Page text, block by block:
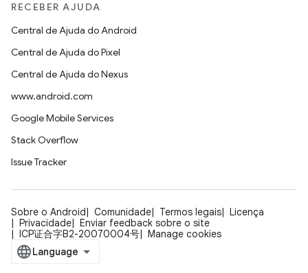
RECEBER AJUDA
Central de Ajuda do Android
Central de Ajuda do Pixel
Central de Ajuda do Nexus
www.android.com
Google Mobile Services
Stack Overflow
Issue Tracker
Sobre o Android Comunidade Termos legais
Licença
Privacidade
Enviar feedback sobre o site
ICP证合字B2-20070004号
Manage cookies